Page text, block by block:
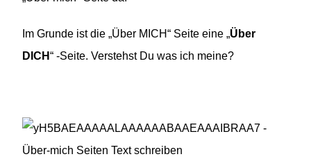
Im Grunde ist die „Über MICH“ Seite eine „Über
DICH“ -Seite. Verstehst Du was ich meine?